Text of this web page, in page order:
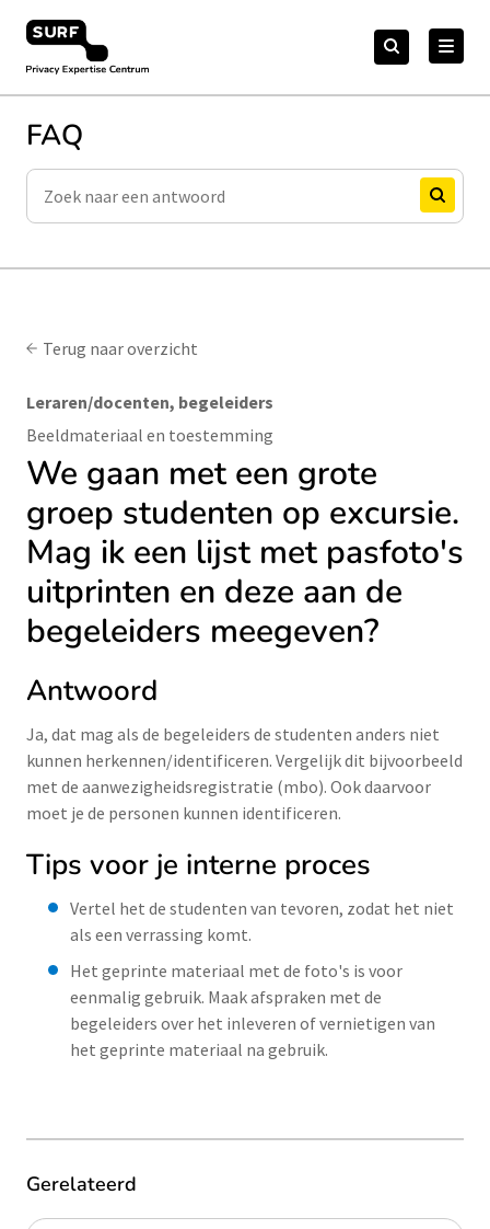
naar
content
Privacy Expertise Centrum
Zoeken
naar:Zoeken
FAQ
Zoeken
Zoeken
Terug naar overzicht
Leraren/docenten, begeleiders
Beeldmateriaal en toestemming
We gaan met een grote
groep studenten op excursie.
Mag ik een lijst met pasfoto's
uitprinten en deze aan de
begeleiders meegeven?
Antwoord
Ja, dat mag als de begeleiders de studenten anders niet
kunnen herkennen/identificeren. Vergelijk dit bijvoorbeeld
met de aanwezigheidsregistratie (mbo). Ook daarvoor
moet je de personen kunnen identificeren.
Tips voor je interne proces
Vertel het de studenten van tevoren, zodat het niet
als een verrassing komt.
Het geprinte materiaal met de foto's is voor
eenmalig gebruik. Maak afspraken met de
begeleiders over het inleveren of vernietigen van
het geprinte materiaal na gebruik.
Gerelateerd